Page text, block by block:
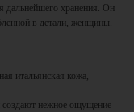
дальнейшего хранения. Он
в детали, женщины.
итальянская кожа,
создают нежное ощущение